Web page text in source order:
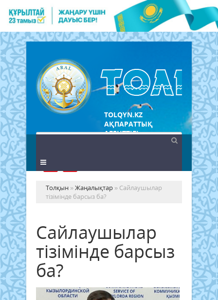
TOLQYN.KZ
АҚПАРАТТЫҚ
АГЕНТТІГІ
Толқын »Жаңалықтар » Сайлаушылар
тізімінде барсыз ба?
Сайлаушылар
тізімінде барсыз
ба?